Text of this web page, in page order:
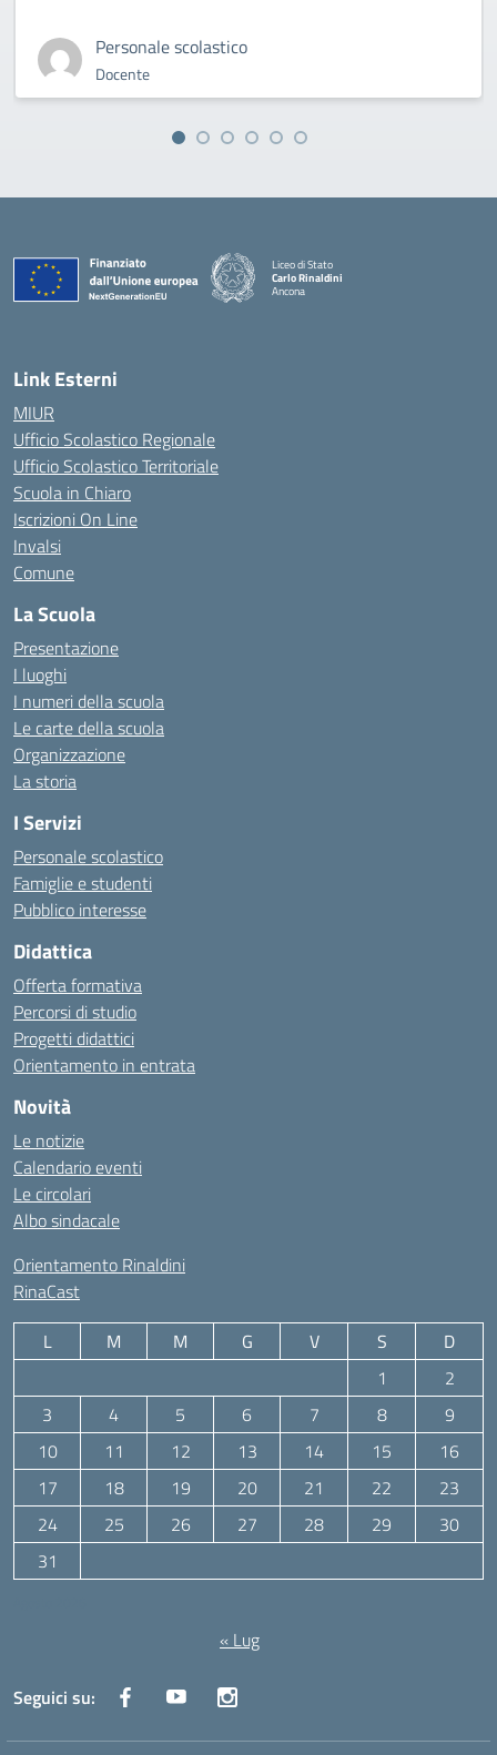
Personale scolastico
Docente
Liceo di Stato
Carlo Rinaldini
Ancona
Link Esterni
MIUR
Ufficio Scolastico Regionale
Ufficio Scolastico Territoriale
Scuola in Chiaro
Iscrizioni On Line
Invalsi
Comune
La Scuola
Presentazione
I luoghi
I numeri della scuola
Le carte della scuola
Organizzazione
La storia
I Servizi
Personale scolastico
Famiglie e studenti
Pubblico interesse
Didattica
Offerta formativa
Percorsi di studio
Progetti didattici
Orientamento in entrata
Novità
Le notizie
Calendario eventi
Le circolari
Albo sindacale
Orientamento Rinaldini
RinaCast
L M M G V S
D
1
2
3
4 5 6 7 8
9
10
11 12 13 14 15
16
17
18 19 20 21 22
23
24
25 26 27 28 29
30
31
« Lug
Seguici su: